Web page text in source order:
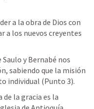
a la obra de Dios con
a los nuevos creyentes
y Bernabé nos
sabiendo que la misión
individual (Punto 3).
la gracia es la